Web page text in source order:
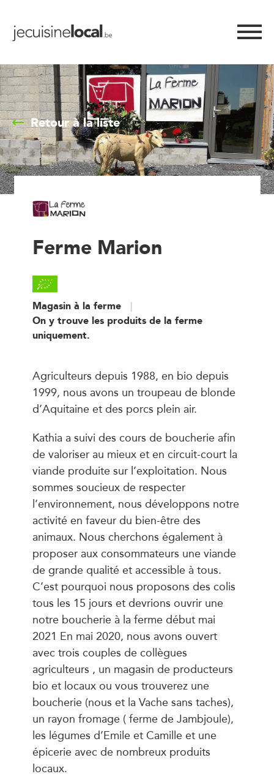
Retour à la liste
Ferme Marion
Magasin à la ferme
On y trouve les produits de la ferme
uniquement.
Agriculteurs depuis 1988, en bio depuis
1999, nous avons un troupeau de blonde
d’Aquitaine et des porcs plein air.
Kathia a suivi des cours de boucherie afin
de valoriser au mieux et en circuit-court la
viande produite sur l’exploitation. Nous
sommes soucieux de respecter
l’environnement, nous développons notre
activité en faveur du bien-être des
animaux. Nous cherchons également à
proposer aux consommateurs une viande
de grande qualité et accessible à tous.
C’est pourquoi nous proposons des colis
tous les 15 jours et devrions ouvrir une
notre boucherie à la ferme début mai
2021 En mai 2020, nous avons ouvert
avec trois couples de collègues
agriculteurs , un magasin de producteurs
bio et locaux ou vous trouverez une
boucherie (nous et la Vache sans taches),
un rayon fromage ( ferme de Jambjoule),
les légumes d’Emile et Camille et une
épicerie avec de nombreux produits
locaux.